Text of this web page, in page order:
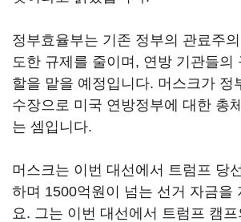
정부효율부는 기존 정부의 관료주
도한 규제를 줄이며, 연방 기관들의
할을 맡을 예정입니다. 머스크가 정
수장으로 미국 연방정부에 대한 총
는 셈입니다.
머스크는 이번 대선에서 트럼프 당
하며 1500억원이 넘는 선거 자금을
요. 그는 이번 대선에서 트럼프 캠